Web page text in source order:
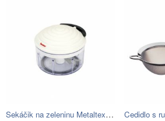
Sekáčik na zeleninu Metaltex Roto-Mac,…